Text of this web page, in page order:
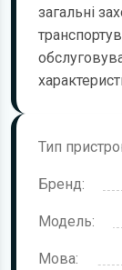
загальні
Тип
Бренд:
Модель:
Мова: